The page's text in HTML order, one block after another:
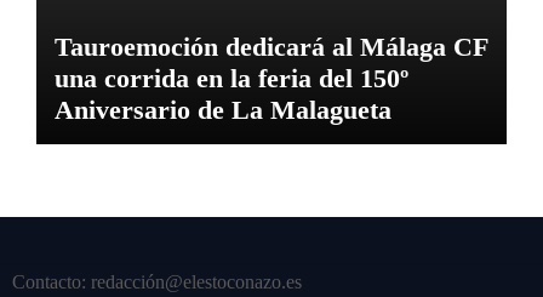
Tauroemoción dedicará al Málaga CF
una corrida en la feria del 150º
Aniversario de La Malagueta
Contacto: redacción@elestoconazo.es